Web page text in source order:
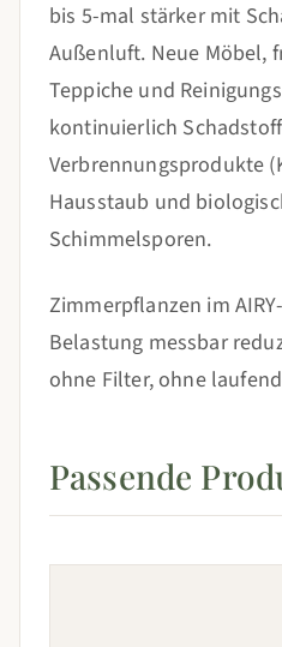
bis 5-mal stärker mit
Außenluft. Neue Möbel,
Teppiche und
kontinuierlich
Verbrennungsprodukte
Hausstaub und
Schimmelsporen.
Zimmerpflanzen im
Belastung messbar
ohne Filter, ohne
Passende